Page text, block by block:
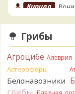
Кирилл
начали желтеть.
11 часов назад
Кирилл
11 часов назад
Tatiana_A
съедобны.
12 часов назад
Грибы
Агроцибе Алеврия
Астерофоры
Белонавозники